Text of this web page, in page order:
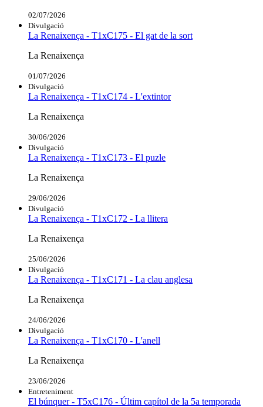
02/07/2026
Divulgació
La Renaixença - T1xC175 - El gat de la sort
La Renaixença
01/07/2026
Divulgació
La Renaixença - T1xC174 - L'extintor
La Renaixença
30/06/2026
Divulgació
La Renaixença - T1xC173 - El puzle
La Renaixença
29/06/2026
Divulgació
La Renaixença - T1xC172 - La llitera
La Renaixença
25/06/2026
Divulgació
La Renaixença - T1xC171 - La clau anglesa
La Renaixença
24/06/2026
Divulgació
La Renaixença - T1xC170 - L'anell
La Renaixença
23/06/2026
Entreteniment
El búnquer - T5xC176 - Últim capítol de la 5a temporada